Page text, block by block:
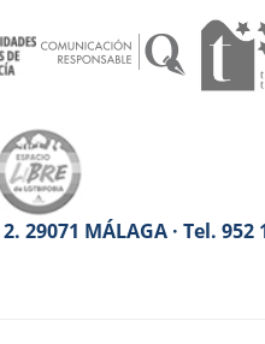
MÁLAGA · Tel. 952